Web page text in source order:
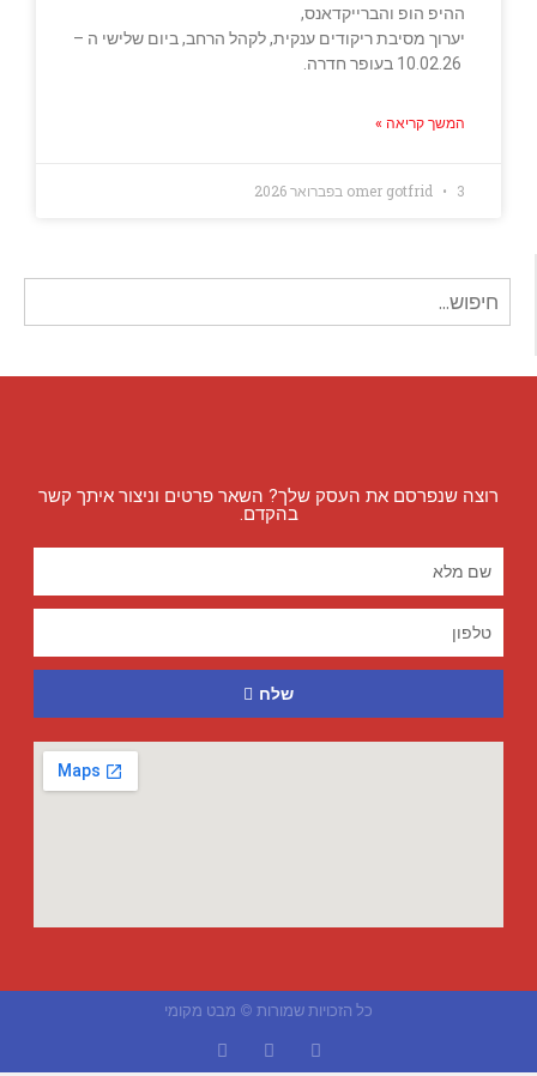
ההיפ הופ והברייקדאנס,
יערוך מסיבת ריקודים ענקית, לקהל הרחב, ביום שלישי ה –
המשך קריאה »
omer gotfrid 3 בפברואר 2026
חיפוש
עבור:
רוצה שנפרסם את העסק שלך? השאר פרטים וניצור איתך קשר
בהקדם.
שלח
כל הזכויות שמורות © מבט מקומי